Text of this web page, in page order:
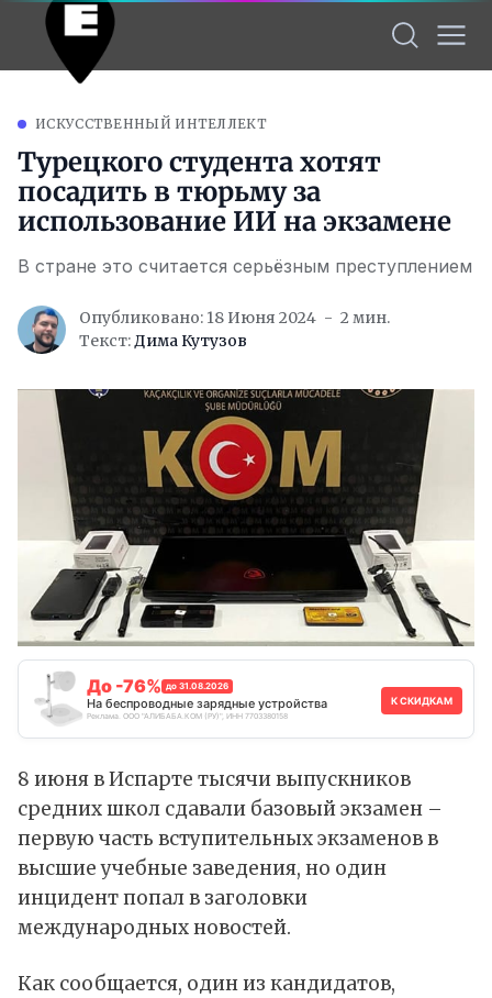
ИСКУССТВЕННЫЙ ИНТЕЛЛЕКТ
Турецкого студента хотят
посадить в тюрьму за
использование ИИ на экзамене
В стране это считается серьёзным преступлением
Опубликовано: 18 Июня 2024
2 мин.
Текст:Дима Кутузов
До -76% до 31.08.2026
На беспроводные зарядные устройства
Реклама. ООО "АЛИБАБА.КОМ (РУ)", ИНН 7703380158
К СКИДКАМ
8 июня в Испарте тысячи выпускников
средних школ сдавали базовый экзамен –
первую часть вступительных экзаменов в
высшие учебные заведения, но один
инцидент попал в заголовки
международных новостей.
Как сообщается, один из кандидатов,